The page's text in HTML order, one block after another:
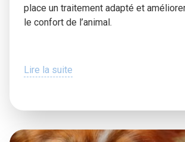
place un traitement adapté et
le confort de l’animal.
Lire la suite